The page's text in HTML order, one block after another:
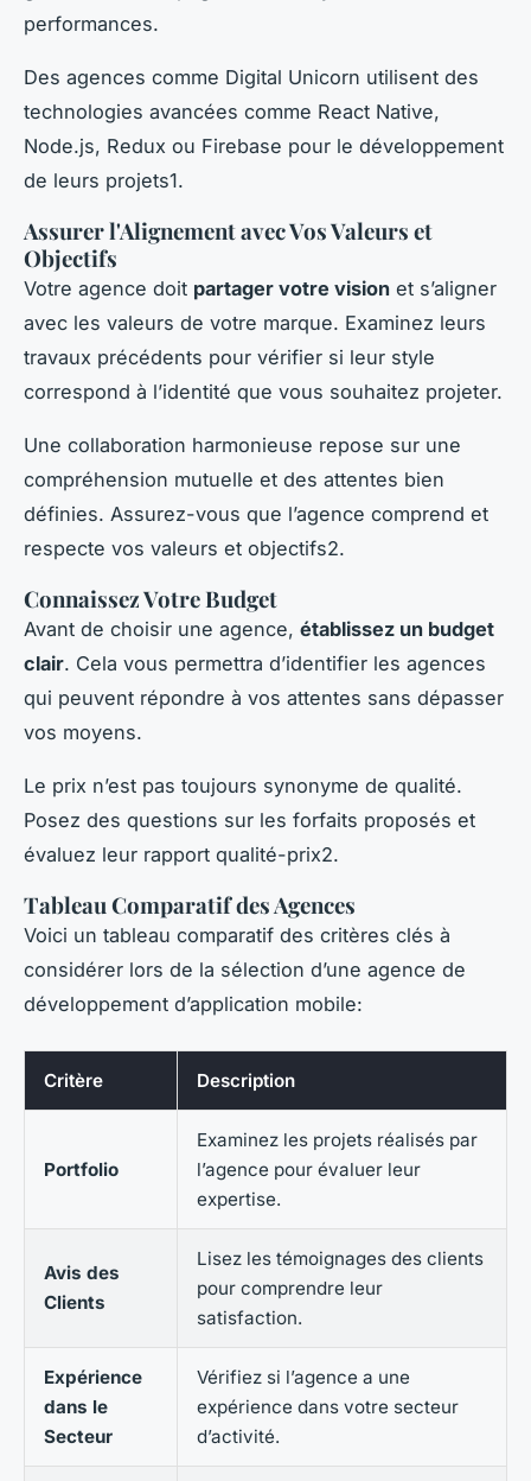
performances.
Des agences comme Digital Unicorn utilisent des
technologies avancées comme React Native,
Node.js, Redux ou Firebase pour le développement
de leurs projets1.
Assurer l'Alignement avec Vos Valeurs et
Objectifs
Votre agence doit partager votre vision et s’aligner
avec les valeurs de votre marque. Examinez leurs
travaux précédents pour vérifier si leur style
correspond à l’identité que vous souhaitez projeter.
Une collaboration harmonieuse repose sur une
compréhension mutuelle et des attentes bien
définies. Assurez-vous que l’agence comprend et
respecte vos valeurs et objectifs2.
Connaissez Votre Budget
Avant de choisir une agence, établissez un budget
clair. Cela vous permettra d’identifier les agences
qui peuvent répondre à vos attentes sans dépasser
vos moyens.
Le prix n’est pas toujours synonyme de qualité.
Posez des questions sur les forfaits proposés et
évaluez leur rapport qualité-prix2.
Tableau Comparatif des Agences
Voici un tableau comparatif des critères clés à
considérer lors de la sélection d’une agence de
développement d’application mobile:
Critère Description
Portfolio
Examinez les projets réalisés par
l’agence pour évaluer leur
expertise.
Avis des
Clients
Lisez les témoignages des clients
pour comprendre leur
satisfaction.
Expérience
dans le
Secteur
Vérifiez si l’agence a une
expérience dans votre secteur
d’activité.